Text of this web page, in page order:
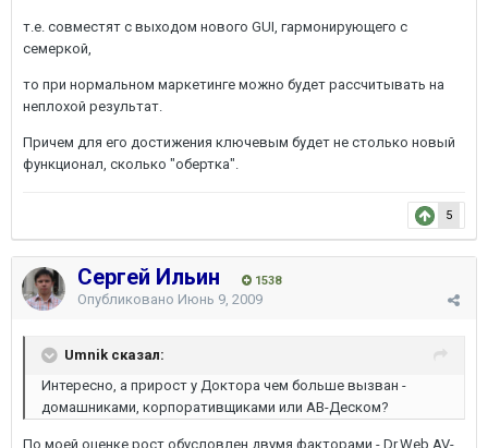
т.е. совместят с выходом нового GUI, гармонирующего с
семеркой,
то при нормальном маркетинге можно будет рассчитывать на
неплохой результат.
Причем для его достижения ключевым будет не столько новый
функционал, сколько "обертка".
5
Сергей Ильин 1538
Опубликовано Июнь 9, 2009
Umnik сказал:
Интересно, а прирост у Доктора чем больше вызван -
домашниками, корпоративщиками или АВ-Деском?
По моей оценке рост обусловлен двумя факторами - Dr.Web AV-